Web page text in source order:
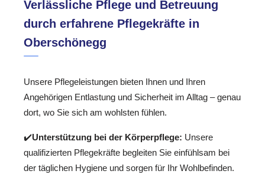
Verlässliche Pflege und Betreuung
durch erfahrene Pflegekräfte in
Oberschönegg
Unsere Pflegeleistungen bieten Ihnen und Ihren
Angehörigen Entlastung und Sicherheit im Alltag – genau
dort, wo Sie sich am wohlsten fühlen.
✔️Unterstützung bei der Körperpflege: Unsere
qualifizierten Pflegekräfte begleiten Sie einfühlsam bei
der täglichen Hygiene und sorgen für Ihr Wohlbefinden.